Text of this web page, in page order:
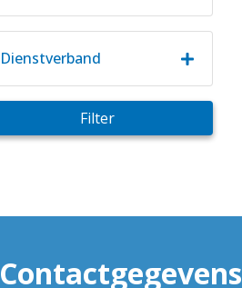
Dienstverband
Filter
Contactgegevens